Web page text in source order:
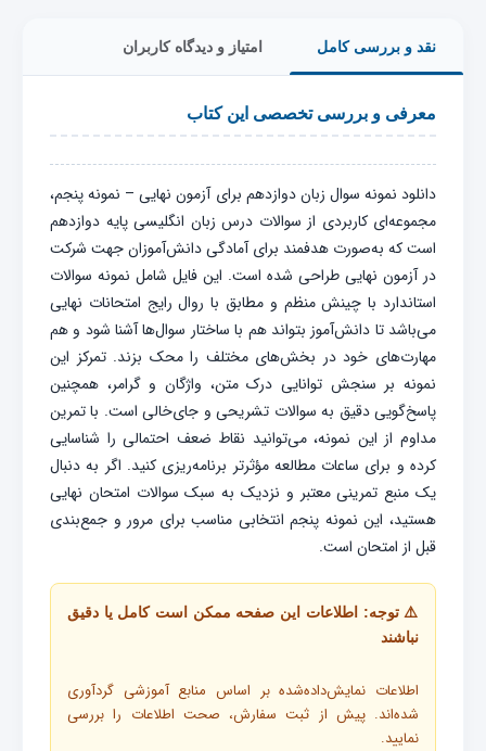
نقد و بررسی کامل امتیاز و دیدگاه کاربران
معرفی و بررسی تخصصی این کتاب
دانلود نمونه سوال زبان دوازدهم برای آزمون نهایی – نمونه پنجم،
مجموعه‌ای کاربردی از سوالات درس زبان انگلیسی پایه دوازدهم
است که به‌صورت هدفمند برای آمادگی دانش‌آموزان جهت شرکت
در آزمون نهایی طراحی شده است. این فایل شامل نمونه سوالات
استاندارد با چینش منظم و مطابق با روال رایج امتحانات نهایی
می‌باشد تا دانش‌آموز بتواند هم با ساختار سوال‌ها آشنا شود و هم
مهارت‌های خود در بخش‌های مختلف را محک بزند. تمرکز این
نمونه بر سنجش توانایی درک متن، واژگان و گرامر، همچنین
پاسخ‌گویی دقیق به سوالات تشریحی و جای‌خالی است. با تمرین
مداوم از این نمونه، می‌توانید نقاط ضعف احتمالی را شناسایی
کرده و برای ساعات مطالعه مؤثرتر برنامه‌ریزی کنید. اگر به دنبال
یک منبع تمرینی معتبر و نزدیک به سبک سوالات امتحان نهایی
هستید، این نمونه پنجم انتخابی مناسب برای مرور و جمع‌بندی
قبل از امتحان است.
⚠️ توجه: اطلاعات این صفحه ممکن است کامل یا دقیق
نباشند
اطلاعات نمایش‌داده‌شده بر اساس منابع آموزشی گردآوری
شده‌اند. پیش از ثبت سفارش، صحت اطلاعات را بررسی
نمایید.